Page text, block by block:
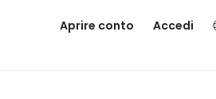
Aprire conto Accedi